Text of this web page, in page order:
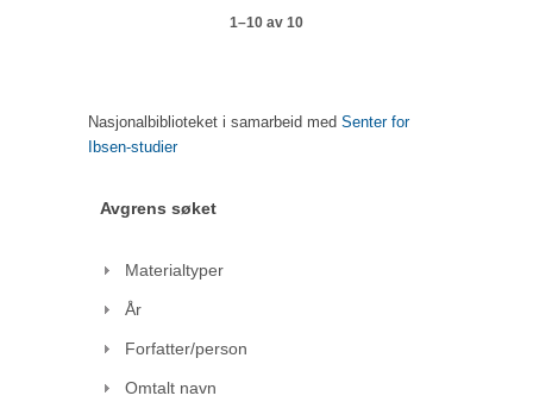
1–10 av 10
Nasjonalbiblioteket i samarbeid med Senter for
Ibsen-studier
Avgrens søket
Materialtyper
År
Forfatter/person
Omtalt navn